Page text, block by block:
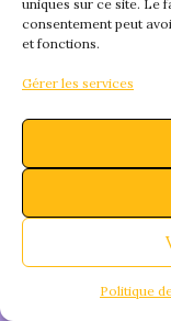
uniques sur ce site. Le
consentement peut
et fonctions.
Gérer les services
Politique